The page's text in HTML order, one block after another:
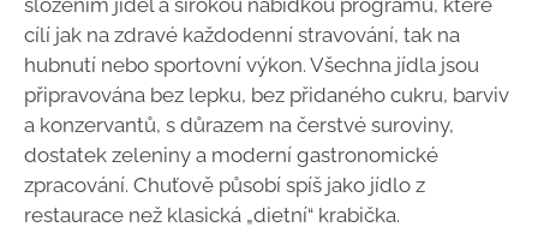
cílí jak na zdravé každodenní stravování, tak na
hubnutí nebo sportovní výkon. Všechna jídla jsou
připravována bez lepku, bez přidaného cukru, barviv
a konzervantů, s důrazem na čerstvé suroviny,
dostatek zeleniny a moderní gastronomické
zpracování. Chuťově působí spíš jako jídlo z
restaurace než klasická „dietní“ krabička.